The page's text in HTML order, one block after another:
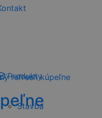
Produkty
Stavba